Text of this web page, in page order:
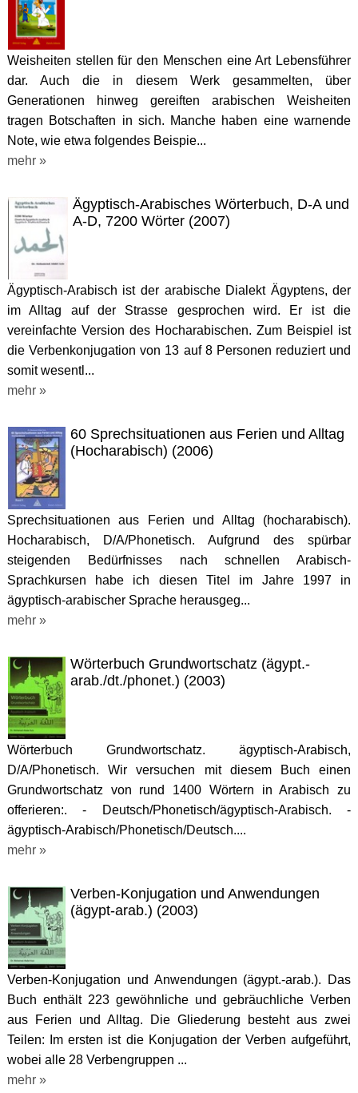
Weisheiten stellen für den Menschen eine Art Lebensführer
dar. Auch die in diesem Werk gesammelten, über
Generationen hinweg gereiften arabischen Weisheiten
tragen Botschaften in sich. Manche haben eine warnende
Note, wie etwa folgendes Beispie...
mehr »
Ägyptisch-Arabisches Wörterbuch, D-A und
A-D, 7200 Wörter (2007)
Ägyptisch-Arabisch ist der arabische Dialekt Ägyptens, der
im Alltag auf der Strasse gesprochen wird. Er ist die
vereinfachte Version des Hocharabischen. Zum Beispiel ist
die Verbenkonjugation von 13 auf 8 Personen reduziert und
somit wesentl...
mehr »
60 Sprechsituationen aus Ferien und Alltag
(Hocharabisch) (2006)
Sprechsituationen aus Ferien und Alltag (hocharabisch).
Hocharabisch, D/A/Phonetisch. Aufgrund des spürbar
steigenden Bedürfnisses nach schnellen Arabisch-
Sprachkursen habe ich diesen Titel im Jahre 1997 in
ägyptisch-arabischer Sprache herausgeg...
mehr »
Wörterbuch Grundwortschatz (ägypt.-
arab./dt./phonet.) (2003)
Wörterbuch Grundwortschatz. ägyptisch-Arabisch,
D/A/Phonetisch. Wir versuchen mit diesem Buch einen
Grundwortschatz von rund 1400 Wörtern in Arabisch zu
offerieren:. - Deutsch/Phonetisch/ägyptisch-Arabisch. -
ägyptisch-Arabisch/Phonetisch/Deutsch....
mehr »
Verben-Konjugation und Anwendungen
(ägypt-arab.) (2003)
Verben-Konjugation und Anwendungen (ägypt.-arab.). Das
Buch enthält 223 gewöhnliche und gebräuchliche Verben
aus Ferien und Alltag. Die Gliederung besteht aus zwei
Teilen: Im ersten ist die Konjugation der Verben aufgeführt,
wobei alle 28 Verbengruppen ...
mehr »